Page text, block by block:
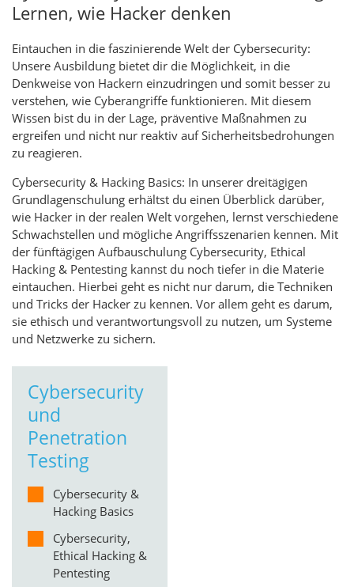
Lernen, wie Hacker denken
Eintauchen in die faszinierende Welt der Cybersecurity:
Unsere Ausbildung bietet dir die Möglichkeit, in die
Denkweise von Hackern einzudringen und somit besser zu
verstehen, wie Cyberangriffe funktionieren. Mit diesem
Wissen bist du in der Lage, präventive Maßnahmen zu
ergreifen und nicht nur reaktiv auf Sicherheitsbedrohungen
zu reagieren.
Cybersecurity & Hacking Basics: In unserer dreitägigen
Grundlagenschulung erhältst du einen Überblick darüber,
wie Hacker in der realen Welt vorgehen, lernst verschiedene
Schwachstellen und mögliche Angriffsszenarien kennen. Mit
der fünftägigen Aufbauschulung Cybersecurity, Ethical
Hacking & Pentesting kannst du noch tiefer in die Materie
eintauchen. Hierbei geht es nicht nur darum, die Techniken
und Tricks der Hacker zu kennen. Vor allem geht es darum,
sie ethisch und verantwortungsvoll zu nutzen, um Systeme
und Netzwerke zu sichern.
Cybersecurity
und
Penetration
Testing
Cybersecurity &
Hacking Basics
Cybersecurity,
Ethical Hacking &
Pentesting